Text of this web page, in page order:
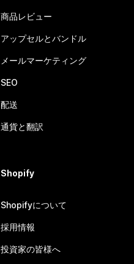
商品レビュー
アップセルとバンドル
メールマーケティング
SEO
配送
通貨と翻訳
Shopify
Shopifyについて
採用情報
投資家の皆様へ